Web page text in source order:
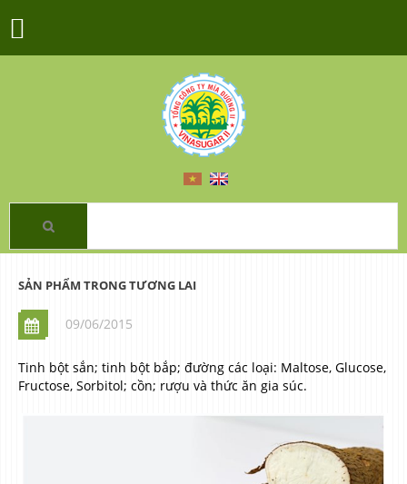
SẢN PHẨM TRONG TƯƠNG LAI
09/06/2015
Tinh bột sắn; tinh bột bắp; đường các loại: Maltose, Glucose,
Fructose, Sorbitol; cồn; rượu và thức ăn gia súc.